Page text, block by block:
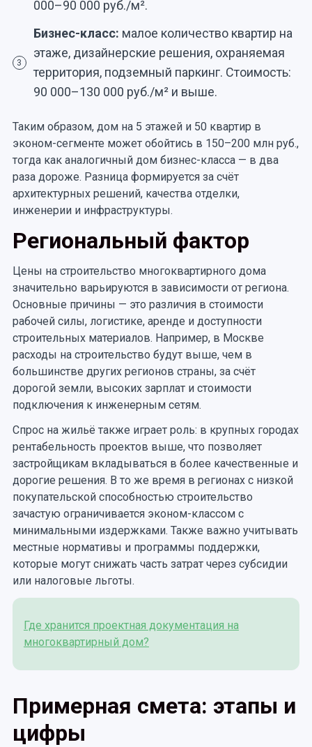
000–90 000 руб./м².
3
Бизнес-класс: малое количество квартир на
этаже, дизайнерские решения, охраняемая
территория, подземный паркинг. Стоимость:
90 000–130 000 руб./м² и выше.
Таким образом, дом на 5 этажей и 50 квартир в
эконом-сегменте может обойтись в 150–200 млн руб.,
тогда как аналогичный дом бизнес-класса — в два
раза дороже. Разница формируется за счёт
архитектурных решений, качества отделки,
инженерии и инфраструктуры.
Региональный фактор
Цены на строительство многоквартирного дома
значительно варьируются в зависимости от региона.
Основные причины — это различия в стоимости
рабочей силы, логистике, аренде и доступности
строительных материалов. Например, в Москве
расходы на строительство будут выше, чем в
большинстве других регионов страны, за счёт
дорогой земли, высоких зарплат и стоимости
подключения к инженерным сетям.
Спрос на жильё также играет роль: в крупных городах
рентабельность проектов выше, что позволяет
застройщикам вкладываться в более качественные и
дорогие решения. В то же время в регионах с низкой
покупательской способностью строительство
зачастую ограничивается эконом-классом с
минимальными издержками. Также важно учитывать
местные нормативы и программы поддержки,
которые могут снижать часть затрат через субсидии
или налоговые льготы.
Где хранится проектная документация на
многоквартирный дом?
Примерная смета: этапы и
цифры